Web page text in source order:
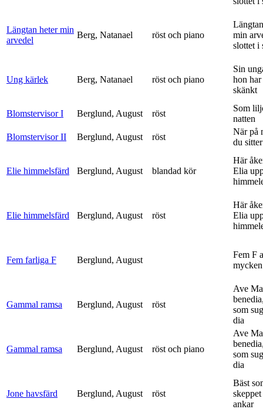
Längtan heter min
arvedel
Berg, Natanael röst och piano
min
slottet i
Ung kärlek Berg, Natanael röst och piano
Sin
hon
skänkt
Blomstervisor I Berglund, August röst
Som
natten
Blomstervisor II
Berglund, August röst
När på
du sitter
Elie himmelsfärd Berglund, August blandad kör
Här
Elia
Elie himmelsfärd Berglund, August röst
Här
Elia
Fem farliga F Berglund, August
Fem F
Gammal ramsa Berglund, August röst
Ave
som
dia
Gammal ramsa Berglund, August röst och piano
Ave
som
dia
Jone havsfärd Berglund, August röst
Bäst
ankar